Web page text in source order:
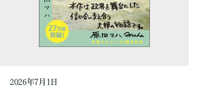
2026年7月1日